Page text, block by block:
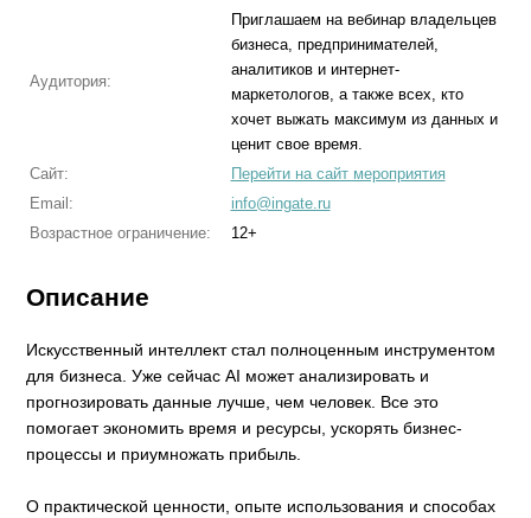
Аудитория:
Приглашаем на вебинар владельцев
бизнеса, предпринимателей,
аналитиков и интернет-
маркетологов, а также всех, кто
хочет выжать максимум из данных и
ценит свое время.
Сайт:
Перейти на сайт мероприятия
Email:
info@ingate.ru
Возрастное ограничение:
12+
Описание
Искусственный интеллект стал полноценным инструментом
для бизнеса. Уже сейчас AI может анализировать и
прогнозировать данные лучше, чем человек. Все это
помогает экономить время и ресурсы, ускорять бизнес-
процессы и приумножать прибыль.
О практической ценности, опыте использования и способах